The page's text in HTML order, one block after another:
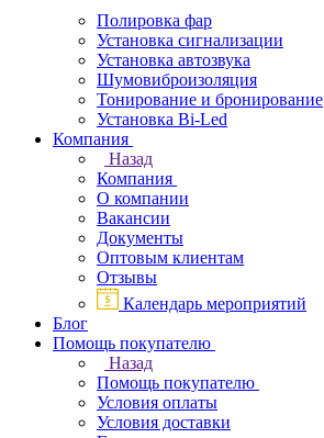
Полировка фар
Установка сигнализации
Установка автозвука
Шумовиброизоляция
Тонирование и бронирование
Установка Bi-Led
Компания
Назад
Компания
О компании
Вакансии
Документы
Оптовым клиентам
Отзывы
Календарь мероприятий
Блог
Помощь покупателю
Назад
Помощь покупателю
Условия оплаты
Условия доставки